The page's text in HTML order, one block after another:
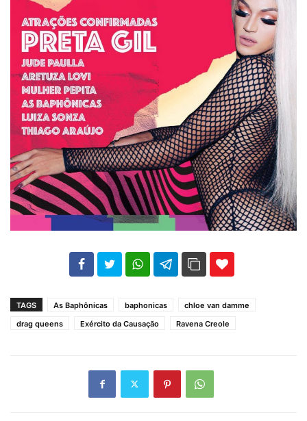
102 35
TAGS As Baphônicas baphonicas
chloe van damme
drag queens
Exército da Causação Ravena Creole